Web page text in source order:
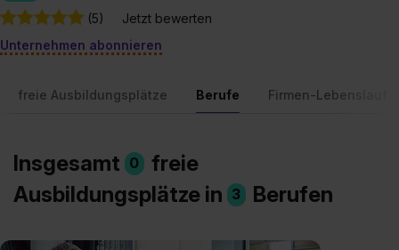
(5)
Jetzt bewerten
Unternehmen abonnieren
freie Ausbildungsplätze Berufe Firmen-Lebenslauf
Insgesamt 0
freie
Ausbildungsplätze in 3 Berufen